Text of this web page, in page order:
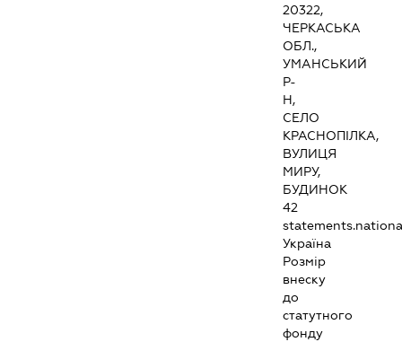
20322,
ЧЕРКАСЬКА
ОБЛ.,
УМАНСЬКИЙ
Р-
Н,
СЕЛО
КРАСНОПІЛКА,
ВУЛИЦЯ
МИРУ,
БУДИНОК
42
Україна
Розмір
внеску
до
статутного
фонду